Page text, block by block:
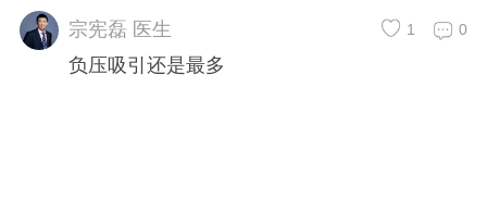
宗宪磊 医生 0
1
负压吸引还是最多